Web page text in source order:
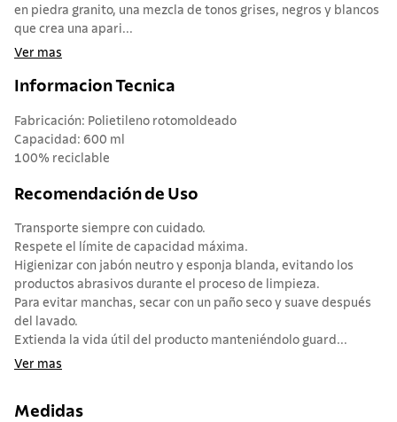
en piedra granito, una mezcla de tonos grises, negros y blancos
que crea una apari...
Ver mas
Informacion Tecnica
Fabricación: Polietileno rotomoldeado
Capacidad: 600 ml
100% reciclable
Recomendación de Uso
Transporte siempre con cuidado.
Respete el límite de capacidad máxima.
Higienizar con jabón neutro y esponja blanda, evitando los
productos abrasivos durante el proceso de limpieza.
Para evitar manchas, secar con un paño seco y suave después
del lavado.
Extienda la vida útil del producto manteniéndolo guard...
Ver mas
Medidas